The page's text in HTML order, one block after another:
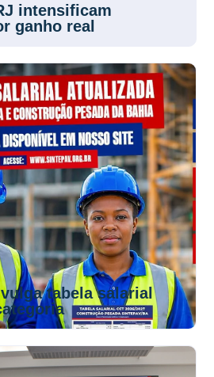
intensificam
ganho real
tabela salarial